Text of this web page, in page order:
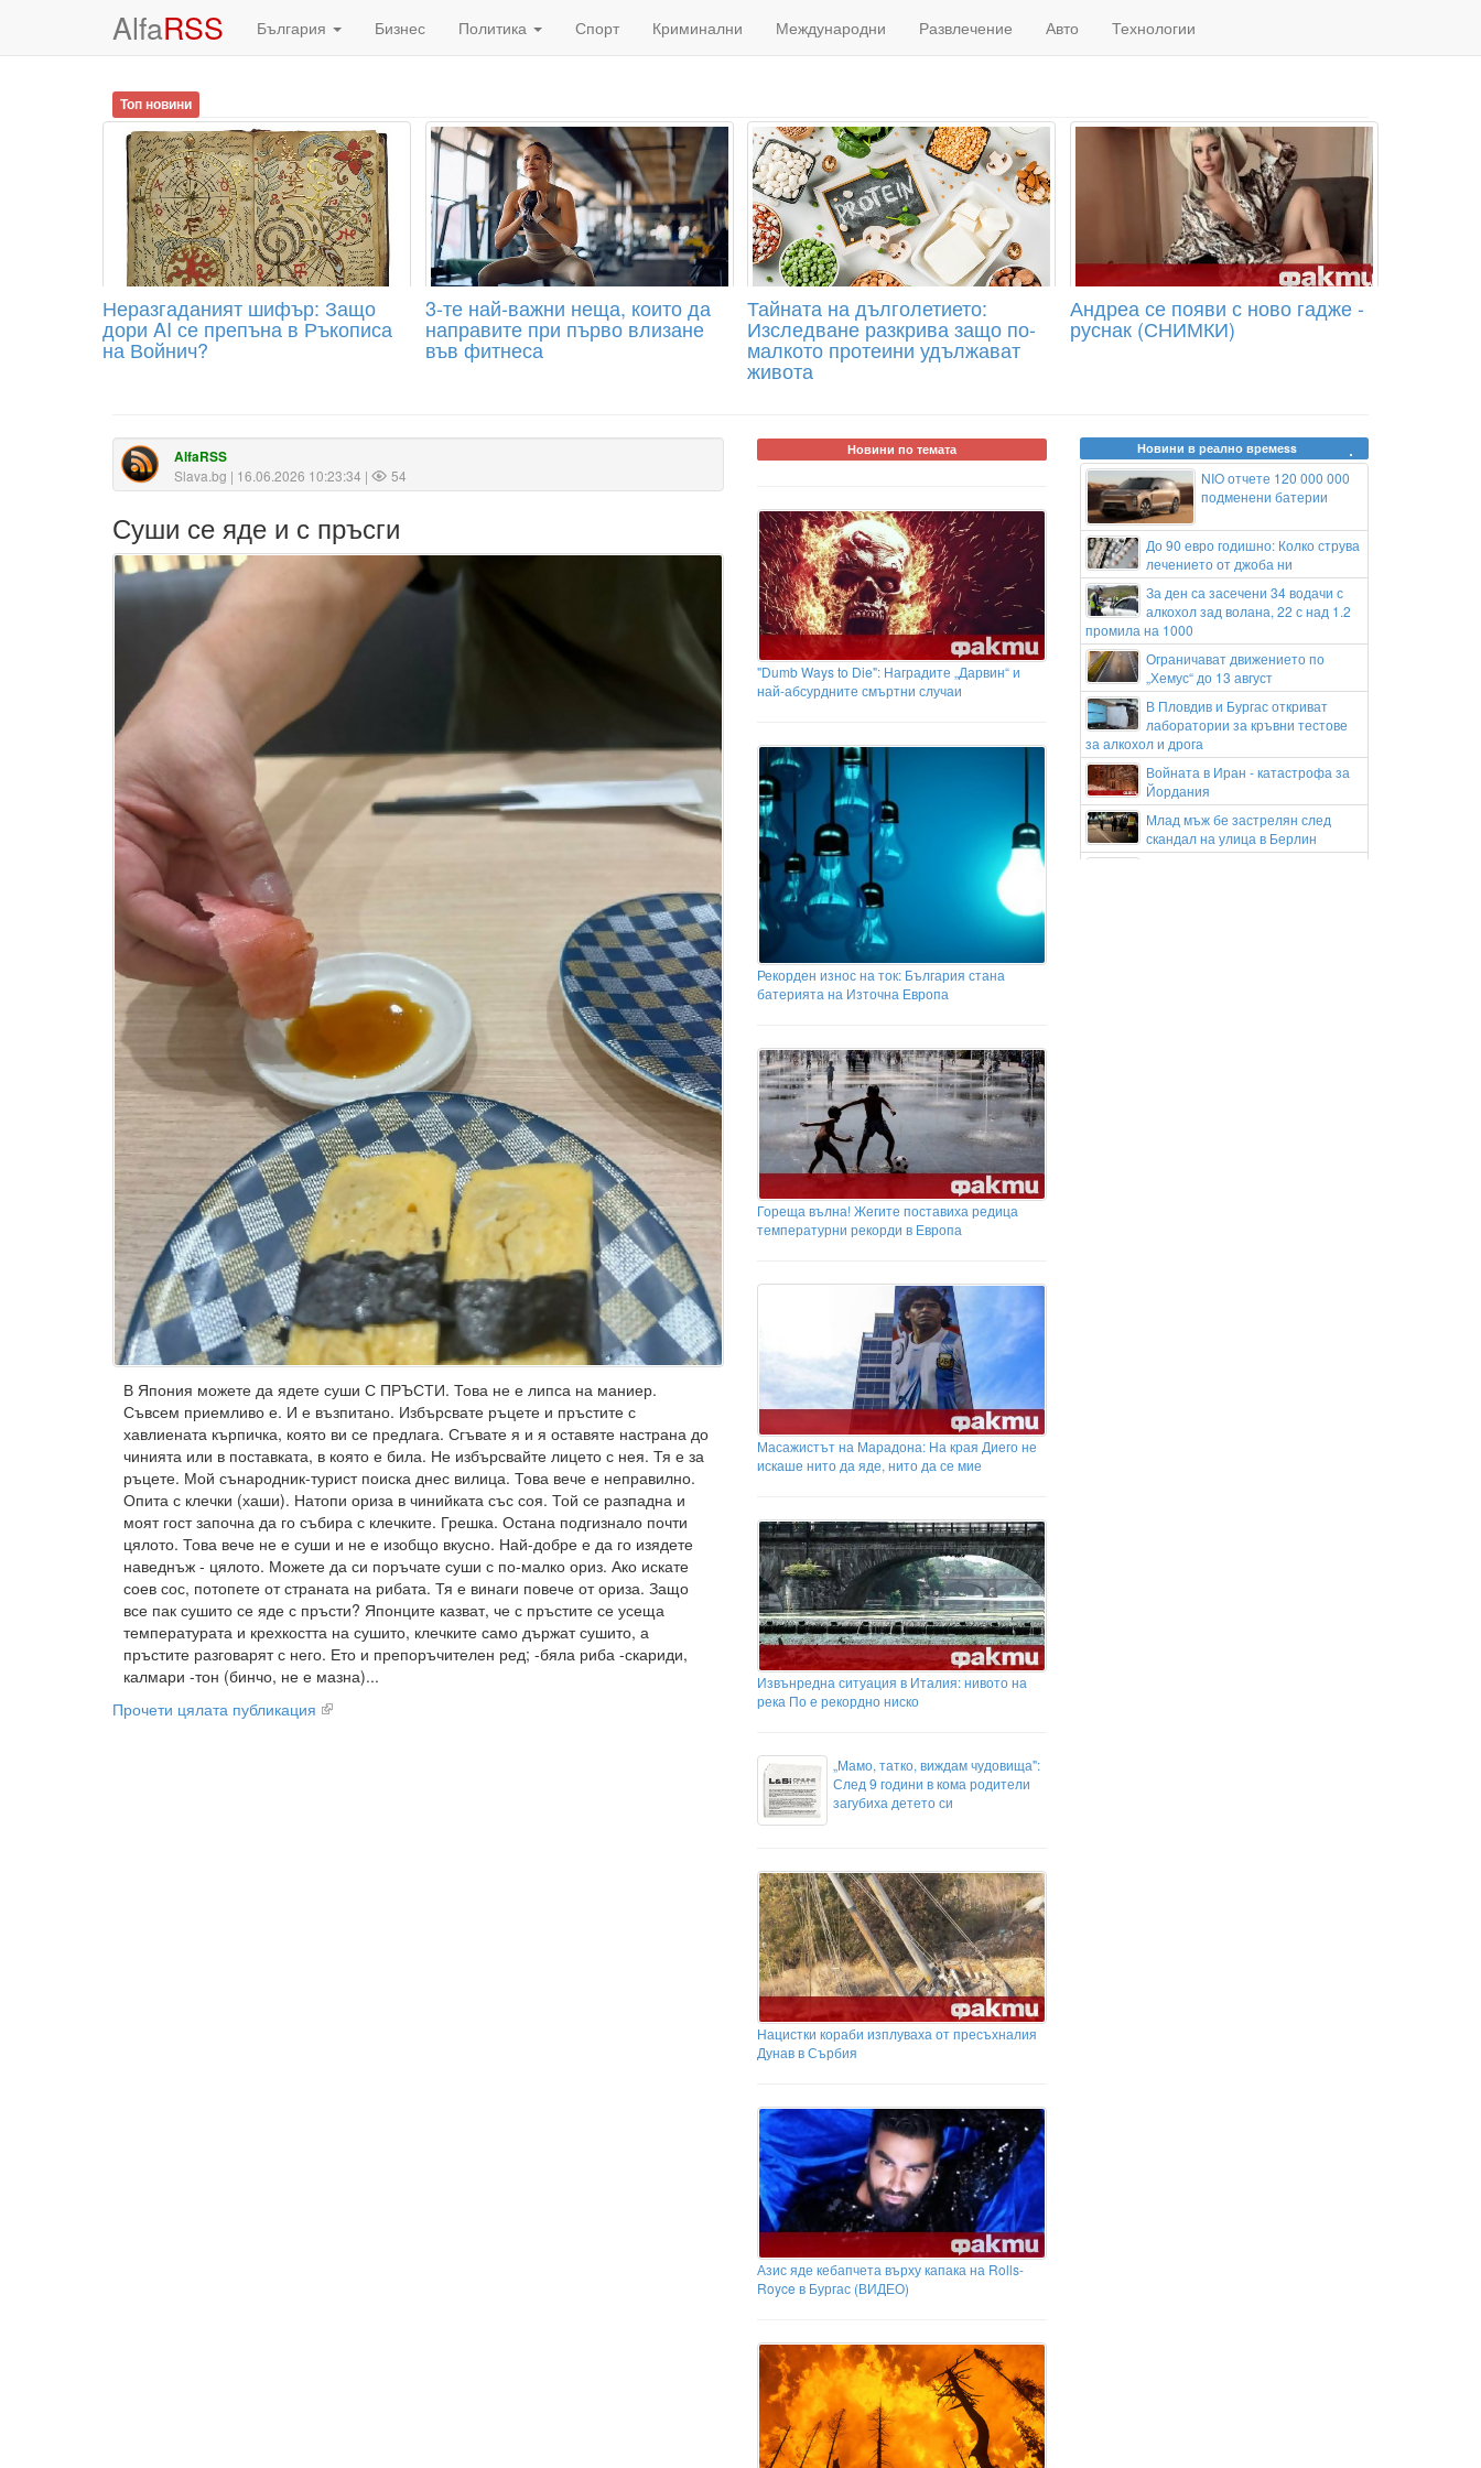
AlfaRSS България Бизнес Политика Спорт Криминални Международни Развлечение Авто Технологии
Топ новини
Неразгаданият шифър: Защо
дори AI се препъна в Ръкописа
на Войнич?
3-те най-важни неща, които да
направите при първо влизане
във фитнеса
Тайната на дълголетието:
Изследване разкрива защо по-
малкото протеини удължават
живота
Андреа се появи с ново гадже -
руснак (СНИМКИ)
AlfaRSS
Slava.bg | 16.06.2026 10:23:34 | 54
Суши се яде и с пръсги
В Япония можете да ядете суши С ПРЪСТИ. Това не е липса на маниер.
Съвсем приемливо е. И е възпитано. Избърсвате ръцете и пръстите с
хавлиената кърпичка, която ви се предлага. Сгъвате я и я оставяте настрана до
чинията или в поставката, в която е била. Не избърсвайте лицето с нея. Тя е за
ръцете. Мой сънародник-турист поиска днес вилица. Това вече е неправилно.
Опита с клечки (хаши). Натопи ориза в чинийката със соя. Той се разпадна и
моят гост започна да го събира с клечките. Грешка. Остана подгизнало почти
цялото. Това вече не е суши и не е изобщо вкусно. Най-добре е да го изядете
наведнъж - цялото. Можете да си поръчате суши с по-малко ориз. Ако искате
соев сос, потопете от страната на рибата. Тя е винаги повече от ориза. Защо
все пак сушито се яде с пръсти? Японците казват, че с пръстите се усеща
температурата и крехкостта на сушито, клечките само държат сушито, а
пръстите разговарят с него. Ето и препоръчителен ред; -бяла риба -скариди,
калмари -тон (бинчо, не е мазна)...
Прочети цялата публикация
Новини по темата
"Dumb Ways to Die": Наградите „Дарвин“ и
най-абсурдните смъртни случаи
Рекорден износ на ток: България стана
батерията на Източна Европа
Гореща вълна! Жегите поставиха редица
температурни рекорди в Европа
Масажистът на Марадона: На края Диего не
искаше нито да яде, нито да се мие
Извънредна ситуация в Италия: нивото на
река По е рекордно ниско
„Мамо, татко, виждам чудовища":
След 9 години в кома родители
загубиха детето си
Нацистки кораби изплуваха от пресъхналия
Дунав в Сърбия
Азис яде кебапчета върху капака на Rolls-
Royce в Бургас (ВИДЕО)
Новини в реално времеss
NIO отчете 120 000 000
подменени батерии
До 90 евро годишно: Колко струва
лечението от джоба ни
За ден са засечени 34 водачи с
алкохол зад волана, 22 с над 1.2
промила на 1000
Ограничават движението по
„Хемус“ до 13 август
В Пловдив и Бургас откриват
лаборатории за кръвни тестове
за алкохол и дрога
Войната в Иран - катастрофа за
Йордания
Млад мъж бе застрелян след
скандал на улица в Берлин